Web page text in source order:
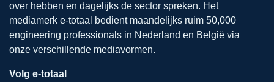
over hebben en dagelijks de sector spreken. Het
mediamerk e-totaal bedient maandelijks ruim 50,000
engineering professionals in Nederland en België via
onze verschillende mediavormen.
Volg e-totaal